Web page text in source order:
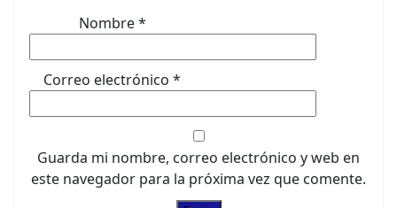
Nombre*
Correo electrónico*
Guarda mi nombre, correo electrónico y web en
este navegador para la próxima vez que comente.